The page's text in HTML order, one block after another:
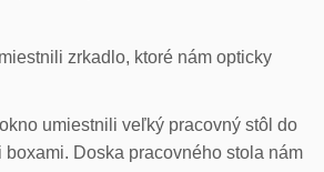
zrkadlo, ktoré nám opticky
umiestnili veľký pracovný stôl do
boxami. Doska pracovného stola nám